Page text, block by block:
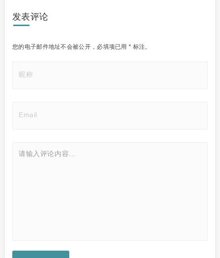
发表评论
您的电子邮件地址不会被公开， 必填项已用* 标注。